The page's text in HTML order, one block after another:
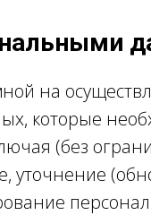
на
которые
(без
уточнение